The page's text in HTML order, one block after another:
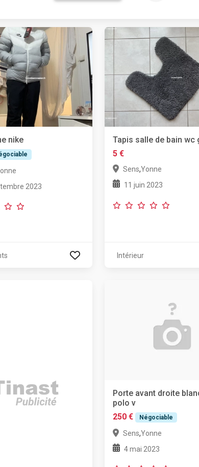
nike
2023
Tapis salle de bain wc
5 €
Sens,Yonne
11 juin 2023
Intérieur
Porte avant droite
polo v
250 €
Négociable
Sens,Yonne
4 mai 2023